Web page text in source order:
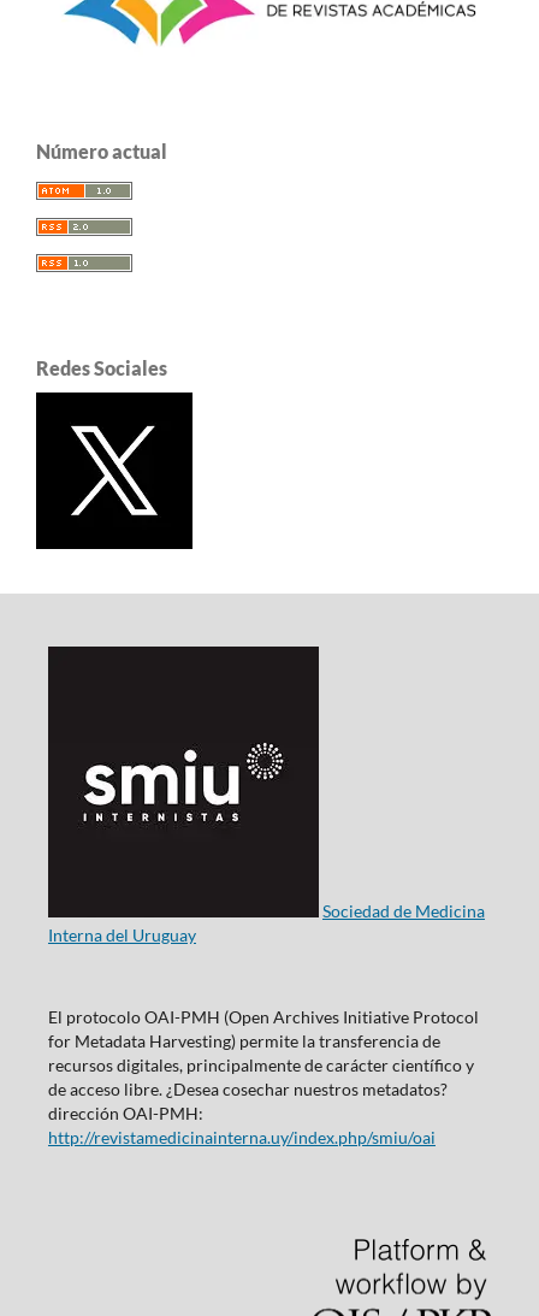
Número actual
Redes Sociales
Sociedad de Medicina
Interna del Uruguay
El protocolo OAI-PMH (Open Archives Initiative Protocol
for Metadata Harvesting) permite la transferencia de
recursos digitales, principalmente de carácter científico y
de acceso libre. ¿Desea cosechar nuestros metadatos?
dirección OAI-PMH:
http://revistamedicinainterna.uy/index.php/smiu/oai